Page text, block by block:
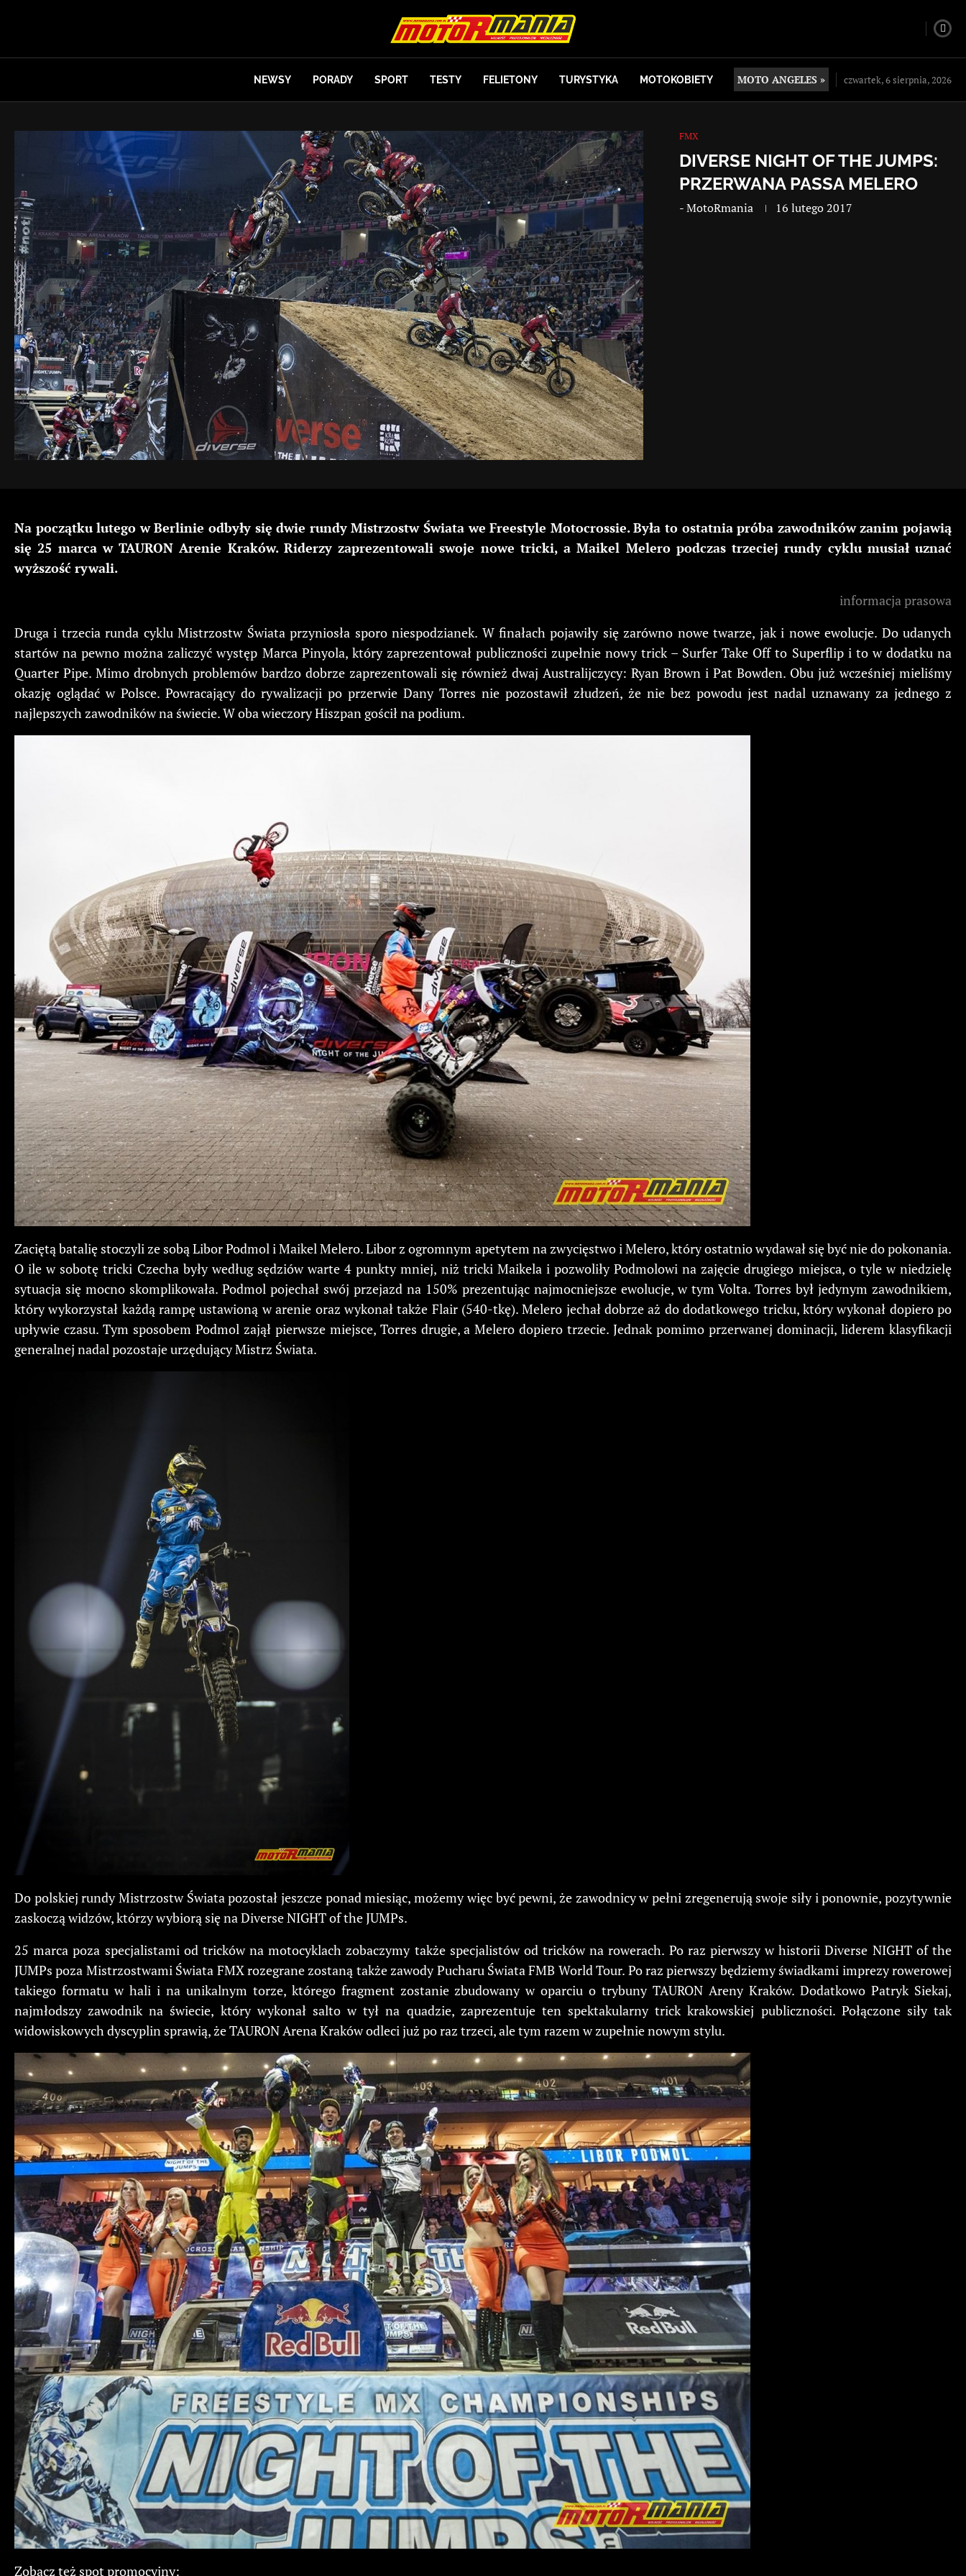
NEWSY PORADY SPORT TESTY FELIETONY TURYSTYKA MOTOKOBIETY MOTO ANGELES » czwartek, 6 sierpnia, 2026
FMX
DIVERSE NIGHT OF THE JUMPS:
PRZERWANA PASSA MELERO
-MotoRmania 16 lutego 2017
Na początku lutego w Berlinie odbyły się dwie rundy Mistrzostw Świata we Freestyle Motocrossie. Była to ostatnia próba zawodników zanim pojawią
się 25 marca w TAURON Arenie Kraków. Riderzy zaprezentowali swoje nowe tricki, a Maikel Melero podczas trzeciej rundy cyklu musiał uznać
wyższość rywali.
informacja prasowa
Druga i trzecia runda cyklu Mistrzostw Świata przyniosła sporo niespodzianek. W finałach pojawiły się zarówno nowe twarze, jak i nowe ewolucje. Do udanych
startów na pewno można zaliczyć występ Marca Pinyola, który zaprezentował publiczności zupełnie nowy trick – Surfer Take Off to Superflip i to w dodatku na
Quarter Pipe. Mimo drobnych problemów bardzo dobrze zaprezentowali się również dwaj Australijczycy: Ryan Brown i Pat Bowden. Obu już wcześniej mieliśmy
okazję oglądać w Polsce. Powracający do rywalizacji po przerwie Dany Torres nie pozostawił złudzeń, że nie bez powodu jest nadal uznawany za jednego z
najlepszych zawodników na świecie. W oba wieczory Hiszpan gościł na podium.
Zaciętą batalię stoczyli ze sobą Libor Podmol i Maikel Melero. Libor z ogromnym apetytem na zwycięstwo i Melero, który ostatnio wydawał się być nie do pokonania.
O ile w sobotę tricki Czecha były według sędziów warte 4 punkty mniej, niż tricki Maikela i pozwoliły Podmolowi na zajęcie drugiego miejsca, o tyle w niedzielę
sytuacja się mocno skomplikowała. Podmol pojechał swój przejazd na 150% prezentując najmocniejsze ewolucje, w tym Volta. Torres był jedynym zawodnikiem,
który wykorzystał każdą rampę ustawioną w arenie oraz wykonał także Flair (540-tkę). Melero jechał dobrze aż do dodatkowego tricku, który wykonał dopiero po
upływie czasu. Tym sposobem Podmol zajął pierwsze miejsce, Torres drugie, a Melero dopiero trzecie. Jednak pomimo przerwanej dominacji, liderem klasyfikacji
generalnej nadal pozostaje urzędujący Mistrz Świata.
Do polskiej rundy Mistrzostw Świata pozostał jeszcze ponad miesiąc, możemy więc być pewni, że zawodnicy w pełni zregenerują swoje siły i ponownie, pozytywnie
zaskoczą widzów, którzy wybiorą się na Diverse NIGHT of the JUMPs.
25 marca poza specjalistami od tricków na motocyklach zobaczymy także specjalistów od tricków na rowerach. Po raz pierwszy w historii Diverse NIGHT of the
JUMPs poza Mistrzostwami Świata FMX rozegrane zostaną także zawody Pucharu Świata FMB World Tour. Po raz pierwszy będziemy świadkami imprezy rowerowej
takiego formatu w hali i na unikalnym torze, którego fragment zostanie zbudowany w oparciu o trybuny TAURON Areny Kraków. Dodatkowo Patryk Siekaj,
najmłodszy zawodnik na świecie, który wykonał salto w tył na quadzie, zaprezentuje ten spektakularny trick krakowskiej publiczności. Połączone siły tak
widowiskowych dyscyplin sprawią, że TAURON Arena Kraków odleci już po raz trzeci, ale tym razem w zupełnie nowym stylu.
Zobacz też spot promocyjny: